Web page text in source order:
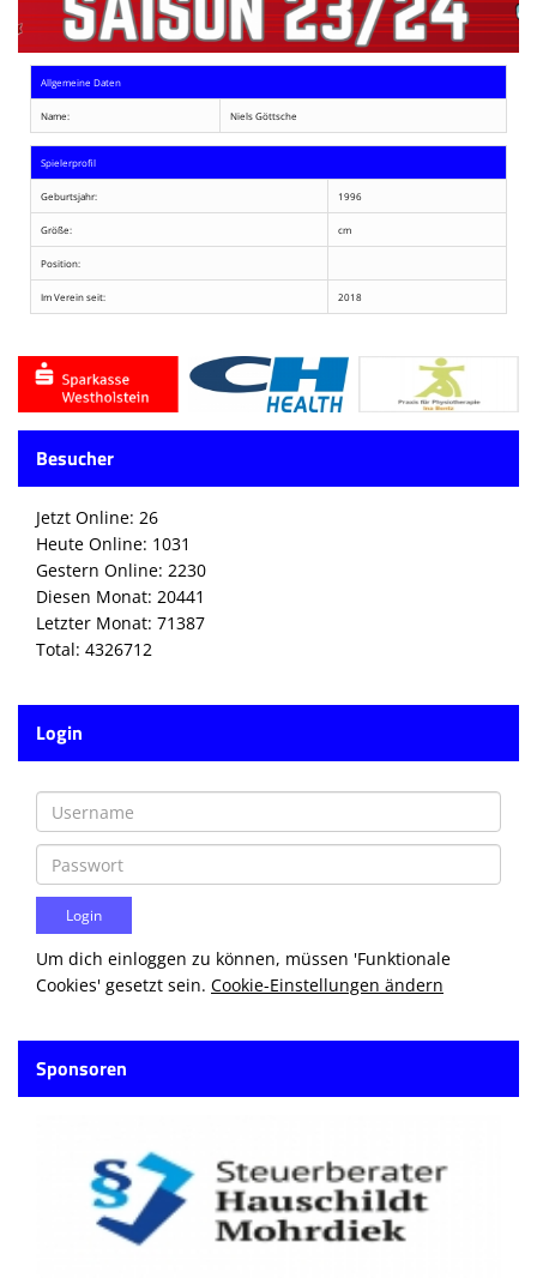
Allgemeine Daten
Name: Niels Göttsche
Spielerprofil
Geburtsjahr: 1996
Größe: cm
Position:
Im Verein seit: 2018
Besucher
Jetzt Online: 26
Heute Online: 1031
Gestern Online: 2230
Diesen Monat: 20441
Letzter Monat: 71387
Total: 4326712
Login
Um dich einloggen zu können, müssen 'Funktionale
Cookies' gesetzt sein. Cookie-Einstellungen ändern
Sponsoren